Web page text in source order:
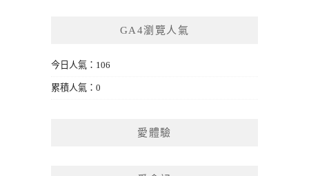
GA4瀏覽人氣
今日人氣：106
累積人氣：0
愛體驗